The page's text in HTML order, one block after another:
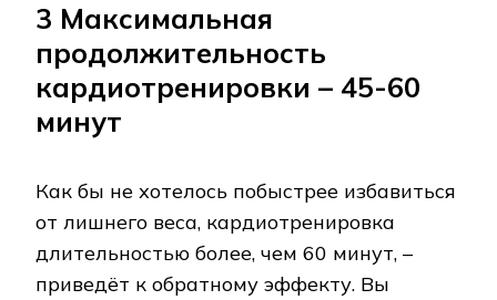
3 Максимальная
продолжительность
кардиотренировки – 45-60
минут
Как бы не хотелось побыстрее избавиться
от лишнего веса, кардиотренировка
длительностью более, чем 60 минут, –
приведёт к обратному эффекту. Вы